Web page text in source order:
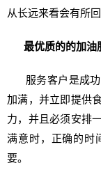
从长远来看会有所回
最优质的的加油
服务客户是成功
加满，并立即提供
力，并且必须安排
满意时，正确的时
要。